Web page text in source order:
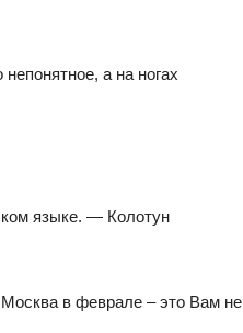
а на ногах
языке. — Колотун
в феврале – это Вам не